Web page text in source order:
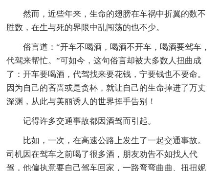
然而，近些年来，生命的翅膀在车祸中折翼的数不
胜数，在生与死的界限中乱闯荡的也不少。
俗言道：“开车不喝酒，喝酒不开车，喝酒要驾车，
代驾来帮忙。”可如今，这句俗言却被大多数人扭曲成
了：开车要喝酒，代驾找来要花钱，宁要钱也不要命。
因为自己的吝啬或是贪杯，就让自己的生命掉进了万丈
深渊，从此与美丽诱人的世界挥手告别！
记得许多交通事故都因酒驾而引起。
比如，一次，在高速公路上发生了一起交通事故。
司机因在驾车之前喝了很多酒，朋友劝告不如找人代
驾，他偏执意要自己驾车回家，一路弯弯曲曲、扭扭妮